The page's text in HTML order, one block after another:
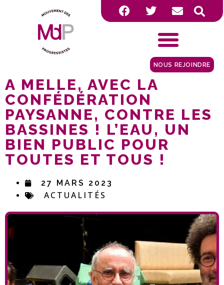
NOUS REJOINDRE
A MELLE, AVEC LA
CONFÉDÉRATION
PAYSANNE, CONTRE LES
BASSINES ! L’EAU, UN
BIEN PUBLIC POUR
TOUTES ET TOUS !
27 MARS 2023
ACTUALITÉS